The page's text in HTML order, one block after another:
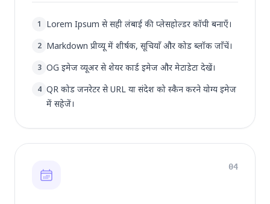
1 Lorem Ipsum से सही लंबाई की प्लेसहोल्डर कॉपी बनाएँ।
2 Markdown प्रीव्यू में शीर्षक, सूचियाँ और कोड ब्लॉक जाँचें।
3 OG इमेज व्यूअर से शेयर कार्ड इमेज और मेटाडेटा देखें।
4 QR कोड जनरेटर से URL या संदेश को स्कैन करने योग्य इमेज
में सहेजें।
04